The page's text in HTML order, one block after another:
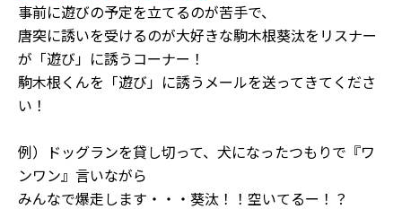
事前に遊びの予定を立てるのが苦手で、
唐突に誘いを受けるのが大好きな駒木根葵汰をリスナー
が「遊び」に誘うコーナー！
駒木根くんを「遊び」に誘うメールを送ってきてくださ
い！
例）ドッグランを貸し切って、犬になったつもりで『ワ
ンワン』言いながら
みんなで爆走します・・・葵汰！！空いてるー！？